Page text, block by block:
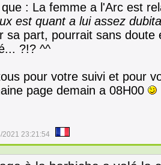
: La femme a l'Arc est
est quant a lui assez
sa part, pourrait sans doute
?!? ^^
pour votre suivi et pour
page demain a 08H00
2021 23:21:54